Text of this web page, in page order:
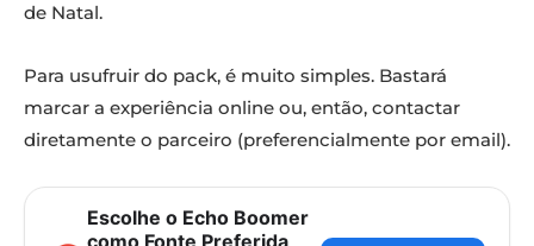
de Natal.
Para usufruir do pack, é muito simples. Bastará
marcar a experiência online ou, então, contactar
diretamente o parceiro (preferencialmente por email).
Escolhe o Echo Boomer